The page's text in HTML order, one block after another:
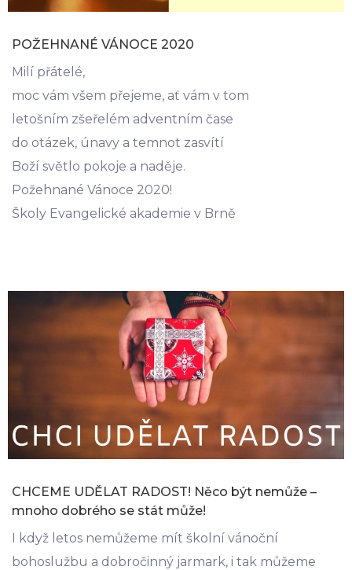
POŽEHNANÉ VÁNOCE 2020
Milí přátelé,
moc vám všem přejeme, ať vám v tom
letošním zšeřelém adventním čase
do otázek, únavy a temnot zasvítí
Boží světlo pokoje a naděje.
Požehnané Vánoce 2020!
Školy Evangelické akademie v Brně
CHCEME UDĚLAT RADOST! Něco být nemůže –
mnoho dobrého se stát může!
I když letos nemůžeme mít školní vánoční
bohoslužbu a dobročinný jarmark, i tak můžeme